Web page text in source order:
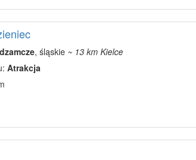
, śląskie ~ 13 km Kielce
Atrakcja